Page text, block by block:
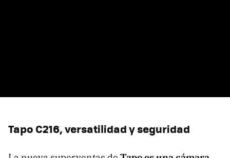
Tapo C216, versatilidad y seguridad